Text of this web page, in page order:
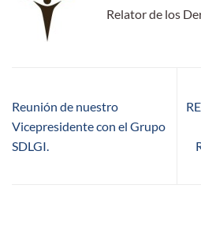
Relator de los
Reunión de nuestro
Vicepresidente con el Grupo
SDLGI.